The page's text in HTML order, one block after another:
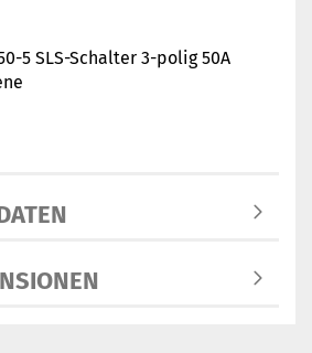
5 SLS-Schalter 3-polig 50A